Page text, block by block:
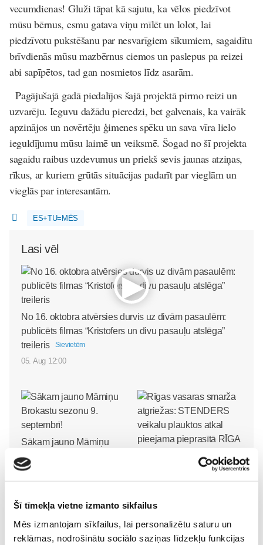
Šī tīmekļa vietne izmanto sīkfailus
Mēs izmantojam sīkfailus, lai personalizētu saturu un
reklāmas, nodrošinātu sociālo saziņas līdzekļu funkcijas
vecumdienas! Gluži tāpat kā sajutu, ka vēlos piedzīvot
mūsu bērnus, esmu gatava viņu mīlēt un lolot, lai
piedzīvotu pukstēšanu par nesvarīgiem sīkumiem, sagaidītu
brīvdienās mūsu mazbērnus ciemos un paslepus pa reizei
abi sapīpētos, tad gan nosmietos līdz asarām.
Pagājušajā gadā piedalījos šajā projektā pirmo reizi un
uzvarēju. Ieguvu dažādu pieredzi, bet galvenais, ka vairāk
apzinājos un novērtēju ģimenes spēku un sava vīra lielo
ieguldījumu mūsu laimē un veiksmē. Šogad no šī projekta
sagaidu raibus uzdevumus un priekš sevis jaunas atziņas,
rīkus, ar kuriem grūtās situācijas padarīt par vieglām un
vieglās par interesantām.
ES+TU=MĒS
Lasi vēl
No 16. oktobra atvērsies durvis uz divām pasaulēm:
publicēts filmas “Kristofers un divu pasauļu atslēga”
treileris
Sievietēm
05. Aug 12:00
Sākam jauno Māmiņu
Brokastu sezonu 9.
septembrī!
Rīgas vasaras smarža
atgriežas: STENDERS
kolekcija
Sievietēm
31. Jul 09:45